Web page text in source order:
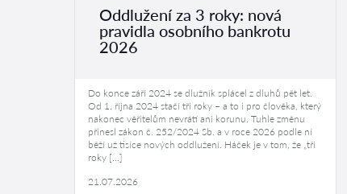
Oddlužení za 3 roky: nová
pravidla osobního bankrotu
2026
Do konce září 2024 se dlužník splácel z dluhů pět let.
Od 1. října 2024 stačí tři roky – a to i pro člověka, který
nakonec věřitelům nevrátí ani korunu. Tuhle změnu
přinesl zákon č. 252/2024 Sb. a v roce 2026 podle ní
běží už tisíce nových oddlužení. Háček je v tom, že „tři
roky […]
21.07.2026